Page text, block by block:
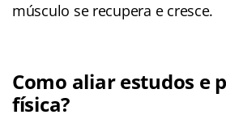
músculo se recupera e cresce.
Como aliar estudos e
física?